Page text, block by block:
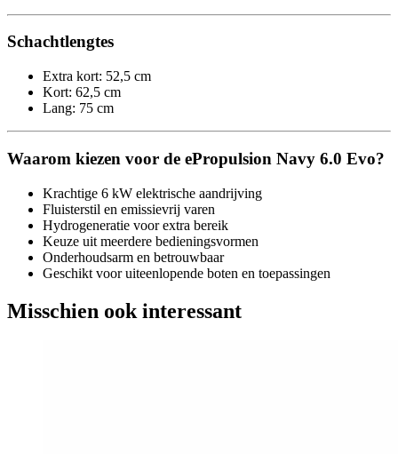
Schachtlengtes
Extra kort: 52,5 cm
Kort: 62,5 cm
Lang: 75 cm
Waarom kiezen voor de ePropulsion Navy 6.0 Evo?
Krachtige 6 kW elektrische aandrijving
Fluisterstil en emissievrij varen
Hydrogeneratie voor extra bereik
Keuze uit meerdere bedieningsvormen
Onderhoudsarm en betrouwbaar
Geschikt voor uiteenlopende boten en toepassingen
Misschien ook interessant